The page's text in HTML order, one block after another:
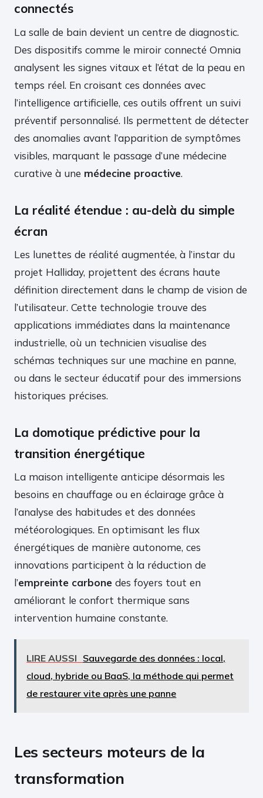
connectés
La salle de bain devient un centre de diagnostic.
Des dispositifs comme le miroir connecté Omnia
analysent les signes vitaux et l’état de la peau en
temps réel. En croisant ces données avec
l’intelligence artificielle, ces outils offrent un suivi
préventif personnalisé. Ils permettent de détecter
des anomalies avant l’apparition de symptômes
visibles, marquant le passage d’une médecine
curative à une médecine proactive.
La réalité étendue : au-delà du simple
écran
Les lunettes de réalité augmentée, à l’instar du
projet Halliday, projettent des écrans haute
définition directement dans le champ de vision de
l’utilisateur. Cette technologie trouve des
applications immédiates dans la maintenance
industrielle, où un technicien visualise des
schémas techniques sur une machine en panne,
ou dans le secteur éducatif pour des immersions
historiques précises.
La domotique prédictive pour la
transition énergétique
La maison intelligente anticipe désormais les
besoins en chauffage ou en éclairage grâce à
l’analyse des habitudes et des données
météorologiques. En optimisant les flux
énergétiques de manière autonome, ces
innovations participent à la réduction de
l’empreinte carbone des foyers tout en
améliorant le confort thermique sans
intervention humaine constante.
LIRE AUSSI Sauvegarde des données : local,
cloud, hybride ou BaaS, la méthode qui permet
de restaurer vite après une panne
Les secteurs moteurs de la
transformation